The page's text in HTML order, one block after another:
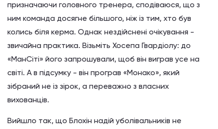
призначаючи головного тренера, сподіваюся, що з
ним команда досягне більшого, ніж із тим, хто був
колись біля керма. Однак нездійснені очікування -
звичайна практика. Візьміть Хосепа Гвардіолу: до
«МанСіті» його запрошували, щоб він виграв усе на
світі. А в підсумку - він програв «Монако», який
зібраний не із зірок, а переважно з власних
вихованців.
Вийшло так, що Блохін надій уболівальників не